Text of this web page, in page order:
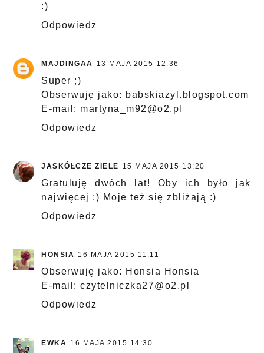
:)
Odpowiedz
MAJDINGAA 13 MAJA 2015 12:36
Super ;)
Obserwuję jako: babskiazyl.blogspot.com
E-mail: martyna_m92@o2.pl
Odpowiedz
JASKÓŁCZE ZIELE 15 MAJA 2015 13:20
Gratuluję dwóch lat! Oby ich było jak
najwięcej :) Moje też się zbliżają :)
Odpowiedz
HONSIA 16 MAJA 2015 11:11
Obserwuję jako: Honsia Honsia
E-mail: czytelniczka27@o2.pl
Odpowiedz
EWKA 16 MAJA 2015 14:30